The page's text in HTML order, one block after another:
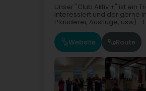
Unser "Club Aktiv +" ist ein
interessiert und der gerne
Plauderei, Ausflüge, usw).-
Website Route